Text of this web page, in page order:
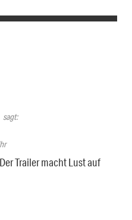
sagt:
Trailer macht Lust auf